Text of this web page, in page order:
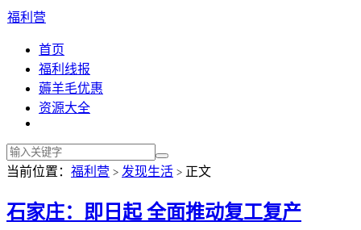
福利营
首页
福利线报
薅羊毛优惠
资源大全
当前位置： 福利营 > 发现生活 > 正文
石家庄：即日起 全面推动复工复产